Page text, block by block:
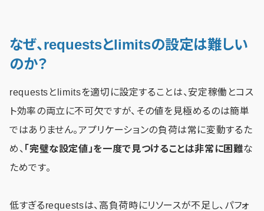
なぜ、requestsとlimitsの設定は難しい
のか？
requestsとlimitsを適切に設定することは、安定稼働とコス
ト効率の両立に不可欠ですが、その値を見極めるのは簡単
ではありません。アプリケーションの負荷は常に変動するた
め、 「完璧な設定値」を一度で見つけることは非常に困難な
ためです。
低すぎるrequestsは、高負荷時にリソースが不足し、パフォ